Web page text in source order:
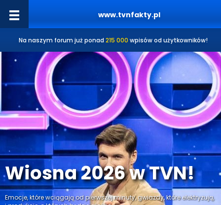
www.tvnfakty.pl
Na naszym forum już ponad 215 000 wpisów od użytkowników!
Wiosna 2026 w TVN!
Emocje, które wciągają od pierwszej minuty, gwiazdy, które elektryzują,